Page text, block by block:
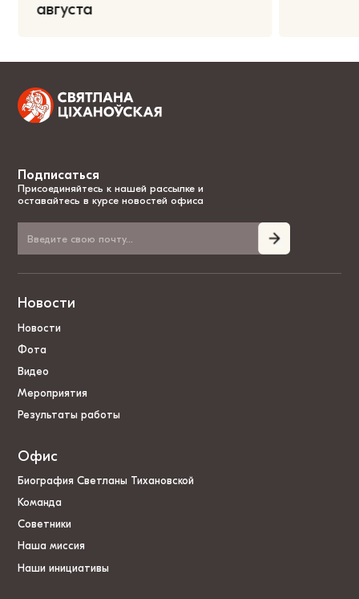
августа
Подписаться
Присоединяйтесь к нашей рассылке и
оставайтесь в курсе новостей офиса
Новости
Новости
Фота
Видео
Мероприятия
Результаты работы
Офис
Биография Светланы Тихановской
Команда
Советники
Наша миссия
Наши инициативы